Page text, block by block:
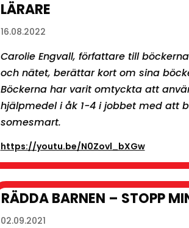
LÄRARE
16.08.2022
Carolie Engvall, författare till
och nätet, berättar kort om sina
Böckerna har varit omtyckta att
hjälpmedel i åk 1-4 i jobbet med att
somesmart.
https://youtu.be/N0Zovl_bXGw
RÄDDA BARNEN – STOPP
02.09.2021